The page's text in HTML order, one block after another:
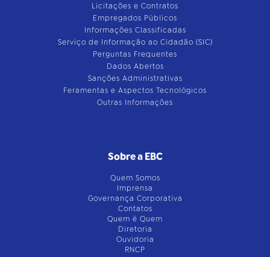
Licitações e Contratos
Empregados Públicos
Informações Classificadas
Serviço de Informação ao Cidadão (SIC)
Perguntas Frequentes
Dados Abertos
Sanções Administrativas
Feramentas e Aspectos Tecnológicos
Outras Informações
Sobre a EBC
Quem Somos
Imprensa
Governança Corporativa
Contatos
Quem é Quem
Diretoria
Ouvidoria
RNCP